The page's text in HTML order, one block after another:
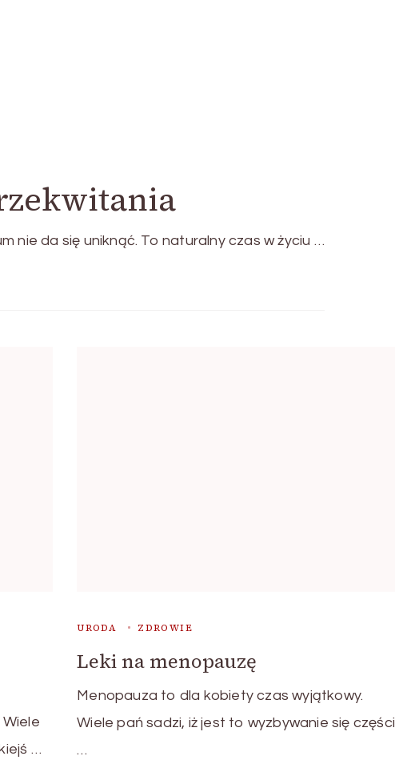
nie da się uniknąć. To naturalny czas w życiu …
…
URODA ZDROWIE
Leki na menopauzę
Menopauza to dla kobiety czas wyjątkowy.
Wiele pań sadzi, iż jest to wyzbywanie się części
…